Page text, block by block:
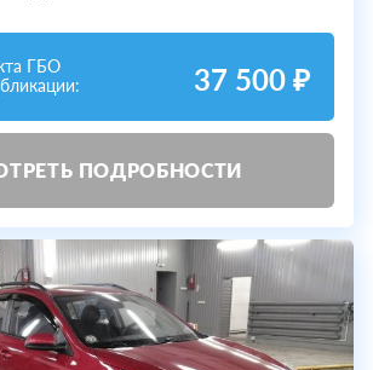
ГБО
37 500 ₽
ПОДРОБНОСТИ